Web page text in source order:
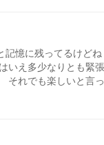
記憶に残ってるけど
いえ多少なりとも緊
それでも楽しいと言
います。笑 ここは